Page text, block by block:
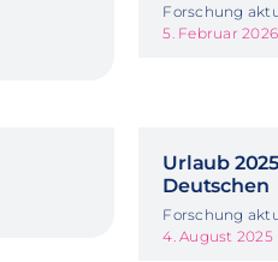
Forschung
5. Februar 2026
Urlaub
Deutschen
Forschung
4. August 2025